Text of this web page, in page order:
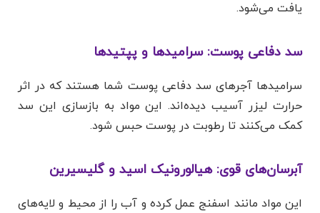
یافت می‌شود.
سد دفاعی پوست: سرامیدها و پپتیدها
سرامیدها آجرهای سد دفاعی پوست شما هستند که در اثر
حرارت لیزر آسیب دیده‌اند. این مواد به بازسازی این سد
کمک می‌کنند تا رطوبت در پوست حبس شود.
آبرسان‌های قوی: هیالورونیک اسید و گلیسیرین
این مواد مانند اسفنج عمل کرده و آب را از محیط و لایه‌های